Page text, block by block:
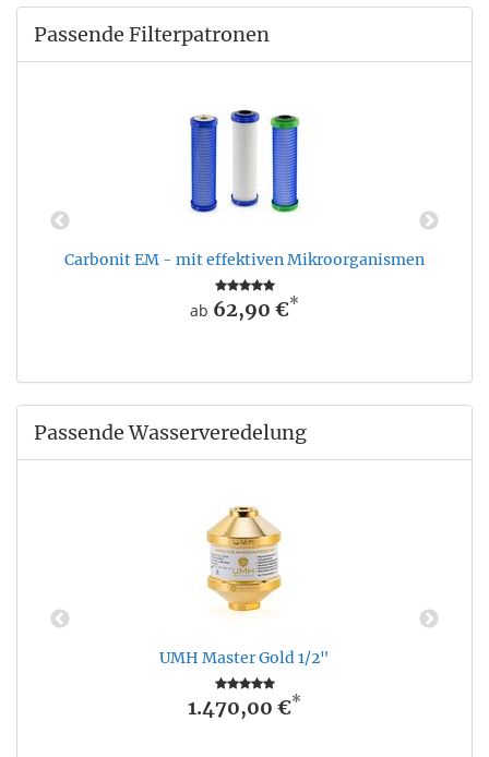
Passende Filterpatronen
Carbonit EM - mit effektiven Mikroorganismen
ab 62,90 €*
Passende Wasserveredelung
UMH Master Gold 1/2"
1.470,00 €*